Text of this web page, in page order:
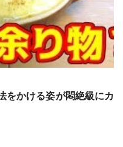
をかける姿が悶絶級にカ